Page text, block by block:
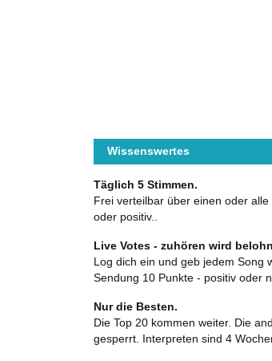
Wissenswertes
Täglich 5 Stimmen.
Frei verteilbar über einen oder
oder positiv..
Live Votes - zuhören wird
Log dich ein und geb jedem Song
Sendung 10 Punkte - positiv oder
Nur die Besten.
Die Top 20 kommen weiter. Die
gesperrt. Interpreten sind 4